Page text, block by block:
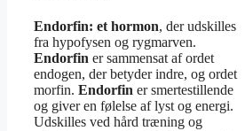
Endorfin: et hormon, der udskilles
fra hypofysen og rygmarven.
Endorfin er sammensat af ordet
endogen, der betyder indre, og ordet
morfin. Endorfin er smertestillende
og giver en følelse af lyst og energi.
Udskilles ved hård træning og